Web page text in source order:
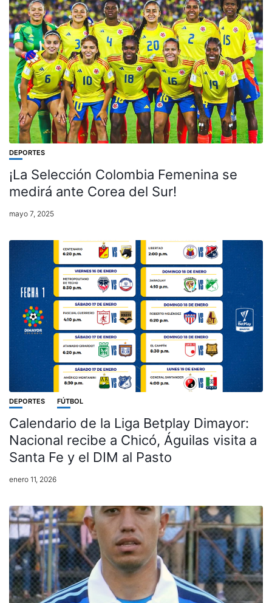
DEPORTES
¡La Selección Colombia Femenina se
medirá ante Corea del Sur!
mayo 7, 2025
DEPORTES FÚTBOL
Calendario de la Liga Betplay Dimayor:
Nacional recibe a Chicó, Águilas visita a
Santa Fe y el DIM al Pasto
enero 11, 2026